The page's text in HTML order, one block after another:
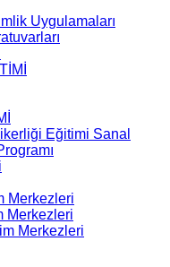
Uygulamaları
Eğitimi Sanal
Merkezleri
Merkezleri
Merkezleri